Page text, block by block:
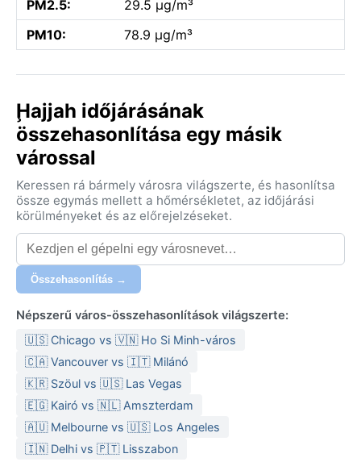
PM2.5:
29.5 µg/m³
PM10:
78.9 µg/m³
Ḩajjah időjárásának
összehasonlítása egy másik
várossal
Keressen rá bármely városra világszerte, és hasonlítsa
össze egymás mellett a hőmérsékletet, az időjárási
körülményeket és az előrejelzéseket.
Összehasonlítás →
Népszerű város-összehasonlítások világszerte:
🇺🇸 Chicago vs 🇻🇳 Ho Si Minh-város
🇨🇦 Vancouver vs 🇮🇹 Milánó
🇰🇷 Szöul vs 🇺🇸 Las Vegas
🇪🇬 Kairó vs 🇳🇱 Amszterdam
🇦🇺 Melbourne vs 🇺🇸 Los Angeles
🇮🇳 Delhi vs 🇵🇹 Lisszabon